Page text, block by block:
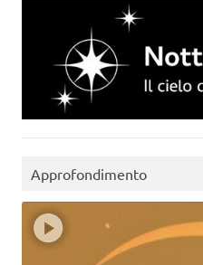
Approfondimento